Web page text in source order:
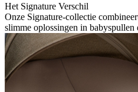
Het Signature Verschil
Onze Signature-collectie
slimme oplossingen in babyspullen